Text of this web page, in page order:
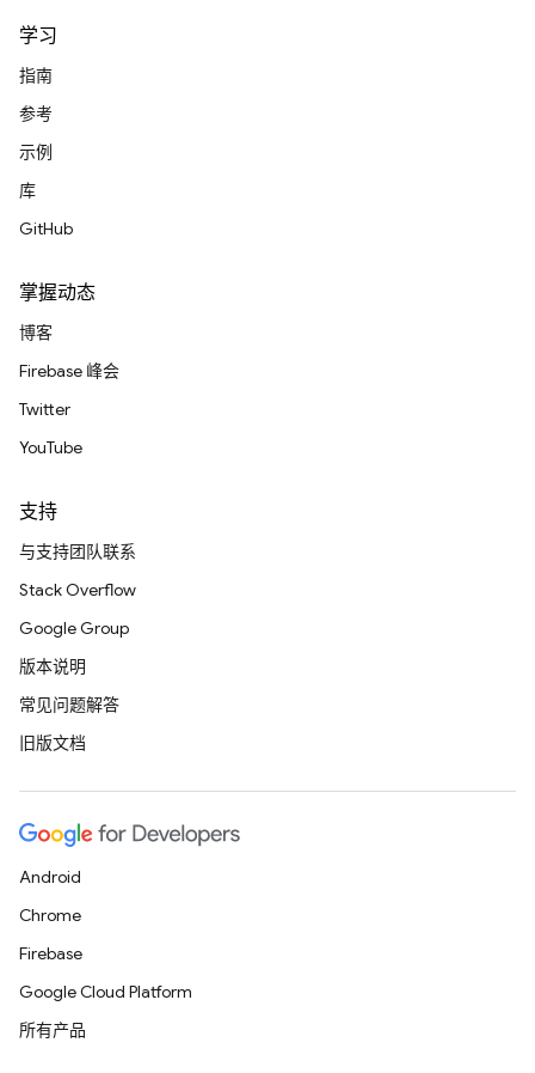
学习
指南
参考
示例
库
GitHub
掌握动态
博客
Firebase 峰会
Twitter
YouTube
支持
与支持团队联系
Stack Overflow
Google Group
版本说明
常见问题解答
旧版文档
Android
Chrome
Firebase
Google Cloud Platform
所有产品